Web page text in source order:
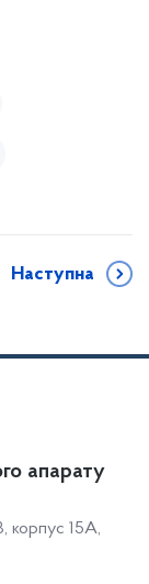
Наступна
апарату
корпус 15А,